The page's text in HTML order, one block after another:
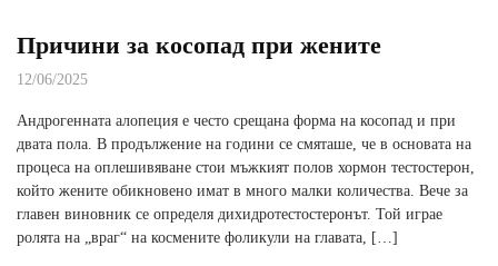
Причини за косопад при жените
12/06/2025
Андрогенната алопеция е често срещана форма на косопад и при
двата пола. В продължение на години се смяташе, че в основата на
процеса на оплешивяване стои мъжкият полов хормон тестостерон,
който жените обикновено имат в много малки количества. Вече за
главен виновник се определя дихидротестостеронът. Той играе
ролята на „враг“ на космените фоликули на главата, […]